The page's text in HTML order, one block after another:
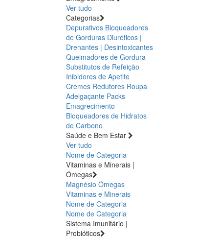
Ver tudo
Categorias
Depurativos Bloqueadores
de Gorduras Diuréticos |
Drenantes | Desintoxicantes
Queimadores de Gordura
Substitutos de Refeição
Inibidores de Apetite
Cremes Redutores Roupa
Adelgaçante Packs
Emagrecimento
Bloqueadores de Hidratos
de Carbono
Saúde e Bem Estar
Ver tudo
Nome de Categoria
Vitaminas e Minerais |
Ómegas
Magnésio Ómegas
Vitaminas e Minerais
Nome de Categoria
Nome de Categoria
Sistema Imunitário |
Probióticos